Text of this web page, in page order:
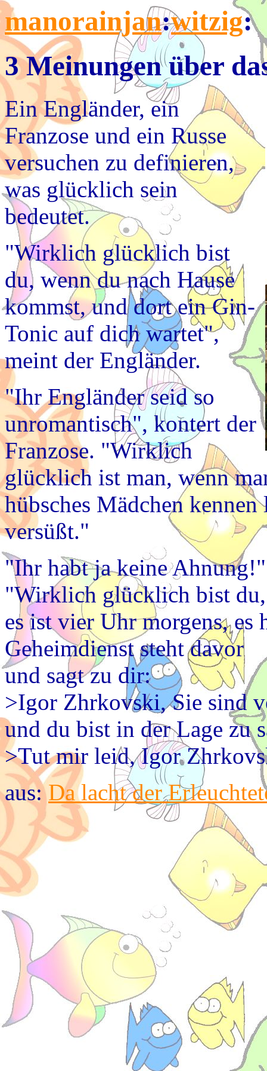
manorainjan:witzig:
3 Meinungen über
Ein Engländer, ein
Franzose und ein Russe
versuchen zu definieren,
was glücklich sein
bedeutet.
"Wirklich glücklich bist
du, wenn du nach Hause
kommst, und dort ein Gin-
Tonic auf dich wartet",
meint der Engländer.
"Ihr Engländer seid so
unromantisch", kontert der
Franzose. "Wirklich
glücklich ist man, wenn
hübsches Mädchen
versüßt."
"Ihr habt ja keine
"Wirklich glücklich bist
es ist vier Uhr morgens, es
Geheimdienst steht davor
und sagt zu dir:
>Igor Zhrkovski, Sie sind
und du bist in der Lage zu
>Tut mir leid, Igor
aus:Da lacht der